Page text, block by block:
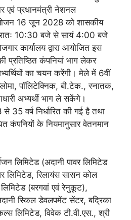
एवं प्रधानमंत्री नेशनल
16 जून 2028 को शासकीय
10:30 बजे से सायं 4:00 बजे
कार्यालय द्वारा आयोजित इस
प्रतिष्ठित कंपनियां भाग लेकर
का चयन करेंगी। मेले में 6वीं
पॉलिटेक्निक, बी.टेक., स्नातक,
अभ्यर्थी भाग ले सकेंगे।
35 वर्ष निर्धारित की गई है तथा
कंपनियों के नियमानुसार वेतनमान
लिमिटेड (अदानी पावर लिमिटेड
लिमिटेड, रिलायंस सासन कोल
(बरगवां एवं रेनुकूट),
स्किल डेवलपमेंट सेंटर, बद्रिका
लिमिटेड, विवेक टी.वी.एस., श्री